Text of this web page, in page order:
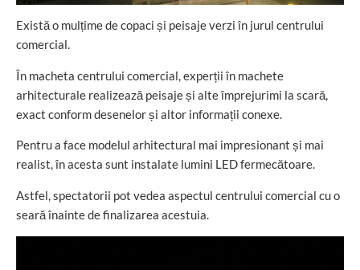
Există o mulțime de copaci și peisaje verzi în jurul centrului
comercial.
În macheta centrului comercial, experții în machete
arhitecturale realizează peisaje și alte împrejurimi la scară,
exact conform desenelor și altor informații conexe.
Pentru a face modelul arhitectural mai impresionant și mai
realist, în acesta sunt instalate lumini LED fermecătoare.
Astfel, spectatorii pot vedea aspectul centrului comercial cu o
seară înainte de finalizarea acestuia.